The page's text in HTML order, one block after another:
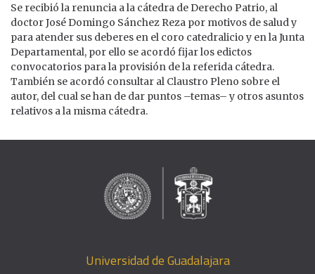
Se recibió la renuncia a la cátedra de Derecho Patrio, al
doctor José Domingo Sánchez Reza por motivos de salud y
para atender sus deberes en el coro catedralicio y en la Junta
Departamental, por ello se acordó fijar los edictos
convocatorios para la provisión de la referida cátedra.
También se acordó consultar al Claustro Pleno sobre el
autor, del cual se han de dar puntos –temas– y otros asuntos
relativos a la misma cátedra.
Universidad de Guadalajara